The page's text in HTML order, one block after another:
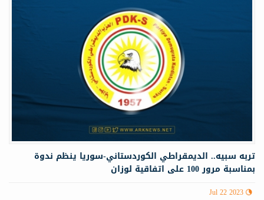
تربه سبيه.. الديمقراطي الكوردستاني-سوريا ينظم ندوة
بمناسبة مرور 100 على اتفاقية لوزان
Jul 22 2023